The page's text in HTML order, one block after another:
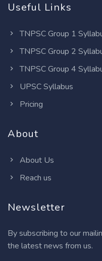
Useful Links
TNPSC Group 1
TNPSC Group 2
TNPSC Group 4
UPSC Syllabus
Pricing
About
About Us
Reach us
Newsletter
By subscribing to our
the latest news from us.